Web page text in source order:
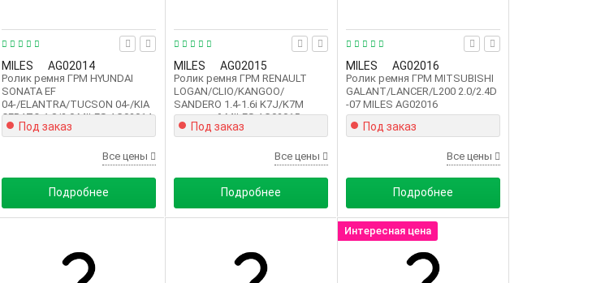
MILES AG02014
Ролик ремня ГРМ HYUNDAI
SONATA EF
04-/ELANTRA/TUCSON 04-/KIA
CERATO 1.8/2.0 MILES AG02014
Под заказ
Все цены
Подробнее
MILES AG02015
Ролик ремня ГРМ RENAULT
LOGAN/CLIO/KANGOO/
SANDERO 1.4-1.6i K7J/K7M
натяжной MILES AG02015
Под заказ
Все цены
Подробнее
MILES AG02016
Ролик ремня ГРМ MITSUBISHI
GALANT/LANCER/L200 2.0/2.4D
-07 MILES AG02016
Под заказ
Все цены
Подробнее
Интересная цена